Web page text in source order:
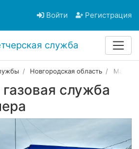
Войти Регистрация
служба
Новгородская область Малая
служба